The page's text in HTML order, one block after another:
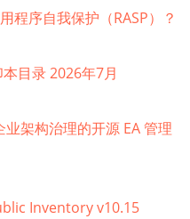
程序自我保护（RASP）？
目录 2026年7月
架构治理的开源 EA 管理
Inventory v10.15